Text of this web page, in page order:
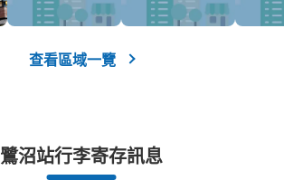
查看區域一覽
鷺沼站行李寄存訊息